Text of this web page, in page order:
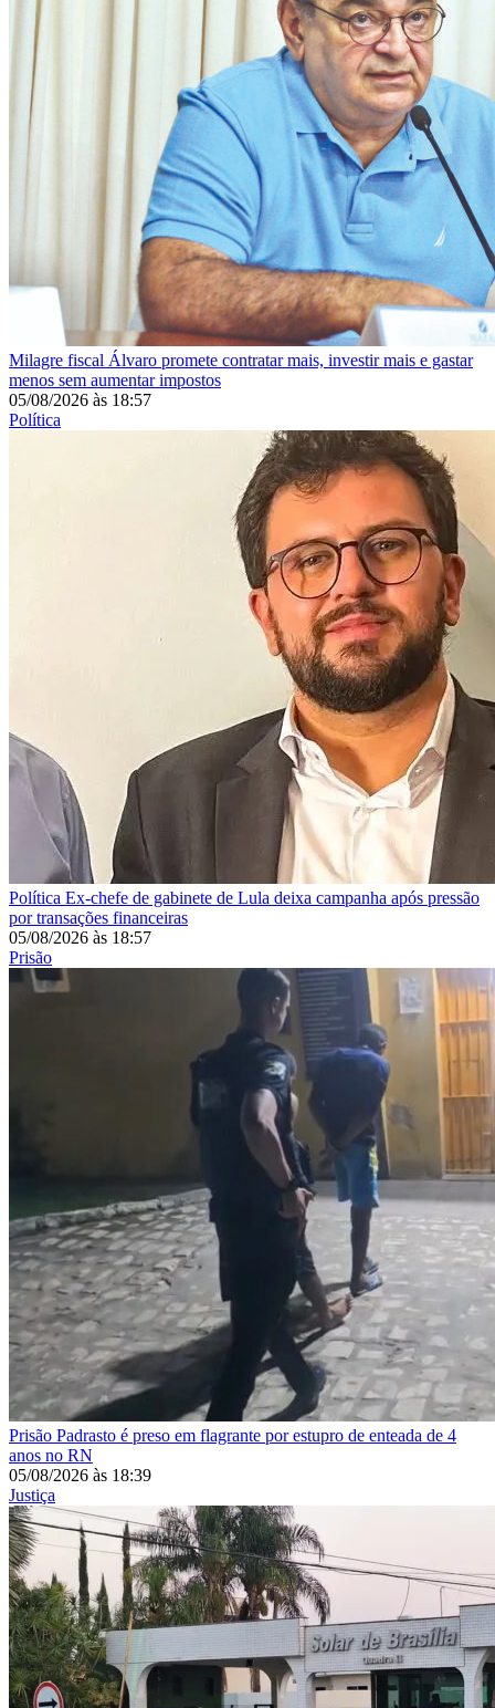
Milagre fiscal Álvaro promete contratar mais, investir mais e gastar
menos sem aumentar impostos
05/08/2026 às 18:57
Política
Política Ex-chefe de gabinete de Lula deixa campanha após pressão
por transações financeiras
05/08/2026 às 18:57
Prisão
Prisão Padrasto é preso em flagrante por estupro de enteada de 4
anos no RN
05/08/2026 às 18:39
Justiça